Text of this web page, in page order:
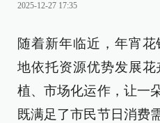
2025-12-27 17:35
随着新年临近，年宵
地依托资源优势发展
植、市场化运作，让一
既满足了市民节日消费